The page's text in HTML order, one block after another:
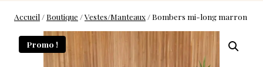
Accueil /Boutique /Vestes/Manteaux /Bombers mi-long marron
Promo !